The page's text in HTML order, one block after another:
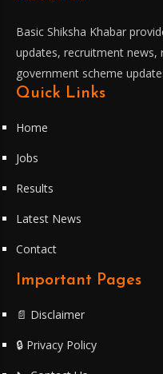
Basic Shiksha Khabar
updates, recruitment news,
government scheme
Quick Links
Home
Jobs
Results
Latest News
Contact
Important Pages
📄 Disclaimer
🔒 Privacy Policy